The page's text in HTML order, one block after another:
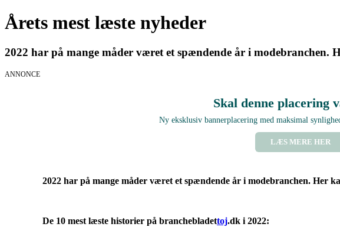
Årets mest læste nyheder
2022 har på mange måder været et spændende år i
ANNONCE
Skal denne placering
Ny eksklusiv bannerplacering med maksimal
LÆS MERE HER
2022 har på mange måder været et spændende år i modebranchen. Her
De 10 mest læste historier på branchebladettoj.dk i 2022: